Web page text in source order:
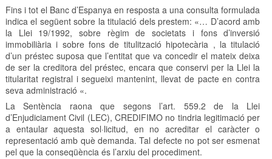
Fins i tot el Banc d’Espanya en resposta a una consulta formulada
indica el següent sobre la titulació dels prestem: «… D’acord amb
la Llei 19/1992, sobre règim de societats i fons d’inversió
immobiliària i sobre fons de titulització hipotecària , la titulació
d’un préstec suposa que l’entitat que va concedir el mateix deixa
de ser la creditora del préstec, encara que conservi per la Llei la
titularitat registral i segueixi mantenint, llevat de pacte en contra
seva administració «.
La Sentència raona que segons l’art. 559.2 de la Llei
d’Enjudiciament Civil (LEC), CREDIFIMO no tindria legitimació per
a entaular aquesta sol·licitud, en no acreditar el caràcter o
representació amb què demanda. Tal defecte no pot ser esmenat
pel que la conseqüència és l’arxiu del procediment.